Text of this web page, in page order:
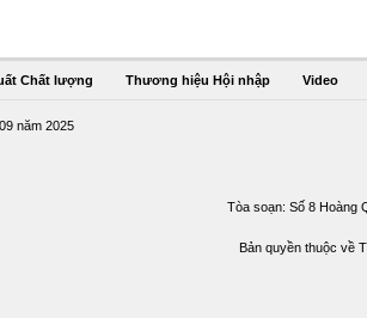
Chất lượng Thương hiệu Hội nhập Video
năm 2025
Tòa soạn: Số 8 Hoàng
Bản quyền thuộc về